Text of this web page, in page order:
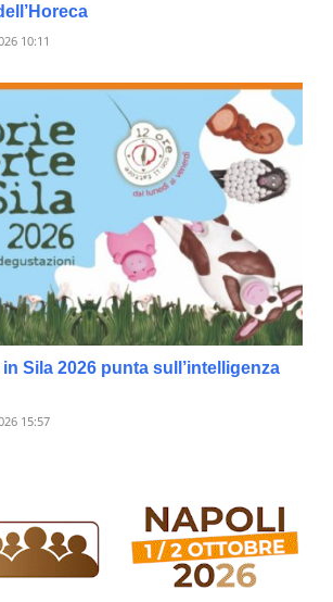
10:11
Sila 2026 punta sull’intelligenza
15:57